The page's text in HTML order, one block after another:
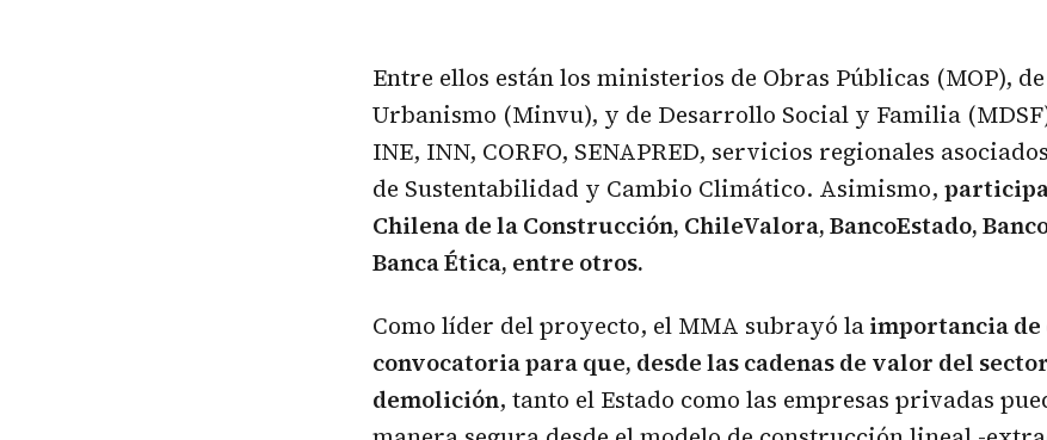
Entre ellos están los ministerios de Obras Públicas (MOP),
Urbanismo (Minvu), y de Desarrollo Social y Familia
INE, INN, CORFO, SENAPRED, servicios regionales
de Sustentabilidad y Cambio Climático. Asimismo,
Chilena de la Construcción, ChileValora, BancoEstado,
Banca Ética, entre otros.
Como líder del proyecto, el MMA subrayó laimportancia de
convocatoria para que, desde las cadenas de valor del
demolición, tanto el Estado como las empresas privadas